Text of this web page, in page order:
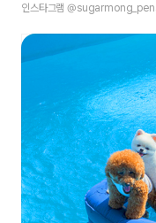
인스타그램